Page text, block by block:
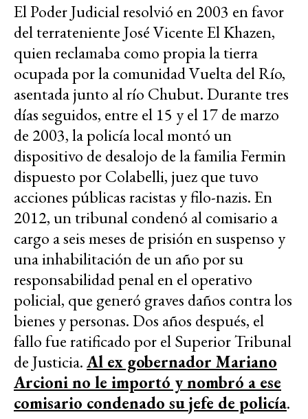
El Poder Judicial resolvió en 2003 en favor
del terrateniente José Vicente El Khazen,
quien reclamaba como propia la tierra
ocupada por la comunidad Vuelta del Río,
asentada junto al río Chubut. Durante tres
días seguidos, entre el 15 y el 17 de marzo
de 2003, la policía local montó un
dispositivo de desalojo de la familia Fermin
dispuesto por Colabelli, juez que tuvo
acciones públicas racistas y filo-nazis. En
2012, un tribunal condenó al comisario a
cargo a seis meses de prisión en suspenso y
una inhabilitación de un año por su
responsabilidad penal en el operativo
policial, que generó graves daños contra los
bienes y personas. Dos años después, el
fallo fue ratificado por el Superior Tribunal
de Justicia.Al ex gobernador Mariano
Arcioni no le importó y nombró a ese
comisario condenado su jefe de policía.